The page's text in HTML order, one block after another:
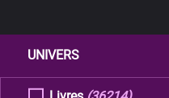
UNIVERS